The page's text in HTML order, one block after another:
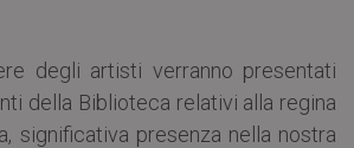
degli artisti verranno presentati
della Biblioteca relativi alla regina
significativa presenza nella nostra